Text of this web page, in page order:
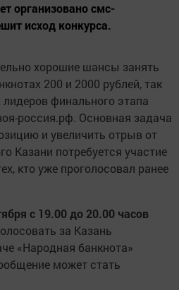
организовано смс-
исход конкурса.
хорошие шансы занять
200 и 2000 рублей, так
финального этапа
россия.рф. Основная задача
и увеличить отрыв от
Казани потребуется участие
кто уже проголосовал ранее
с 19.00 до 20.00 часов
за Казань
«Народная банкнота»
может стать